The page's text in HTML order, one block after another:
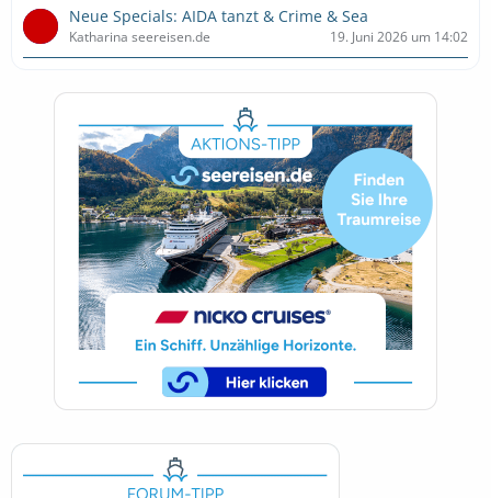
Neue Specials: AIDA tanzt & Crime & Sea
Katharina seereisen.de 19. Juni 2026 um 14:02